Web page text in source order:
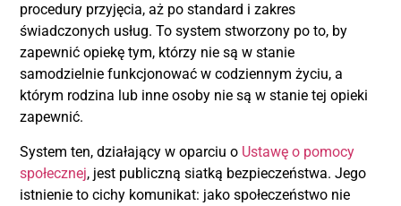
procedury przyjęcia, aż po standard i zakres
świadczonych usług. To system stworzony po to, by
zapewnić opiekę tym, którzy nie są w stanie
samodzielnie funkcjonować w codziennym życiu, a
którym rodzina lub inne osoby nie są w stanie tej opieki
zapewnić.
System ten, działający w oparciu o Ustawę o pomocy
społecznej, jest publiczną siatką bezpieczeństwa. Jego
istnienie to cichy komunikat: jako społeczeństwo nie